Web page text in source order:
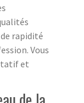
rapidité
Vous
et